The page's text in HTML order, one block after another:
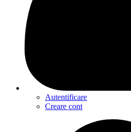
Autentificare
Creare cont